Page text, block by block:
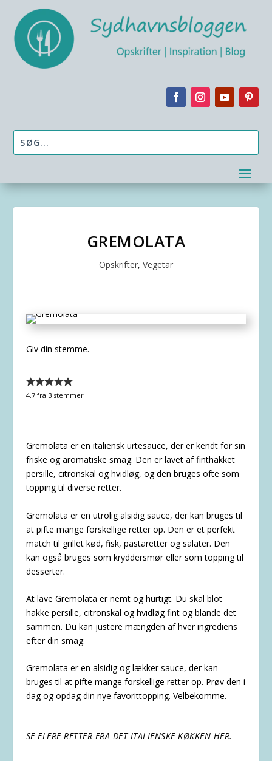
GREMOLATA
Opskrifter, Vegetar
Giv din stemme.
4.7fra 3stemmer
Gremolata er en italiensk urtesauce, der er kendt for sin
friske og aromatiske smag. Den er lavet af finthakket
persille, citronskal og hvidløg, og den bruges ofte som
topping til diverse retter.
Gremolata er en utrolig alsidig sauce, der kan bruges til
at pifte mange forskellige retter op. Den er et perfekt
match til grillet kød, fisk, pastaretter og salater. Den
kan også bruges som kryddersmør eller som topping til
desserter.
At lave Gremolata er nemt og hurtigt. Du skal blot
hakke persille, citronskal og hvidløg fint og blande det
sammen. Du kan justere mængden af ​​hver ingrediens
efter din smag.
Gremolata er en alsidig og lækker sauce, der kan
bruges til at pifte mange forskellige retter op. Prøv den i
dag og opdag din nye favorittopping. Velbekomme.
SE FLERE RETTER FRA DET ITALIENSKE KØKKEN HER.